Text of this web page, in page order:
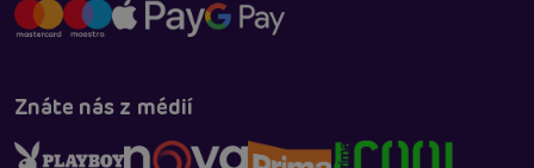
Znáte nás z médií